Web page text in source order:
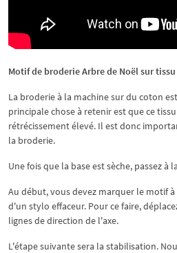
Motif de broderie Arbre de Noël sur
La broderie à la machine sur du coton
principale chose à retenir est que ce
rétrécissement élevé. Il est donc
la broderie.
Une fois que la base est sèche, passez à
Au début, vous devez marquer le motif
d'un stylo effaceur. Pour ce faire,
lignes de direction de l'axe.
L'étape suivante sera la stabilisation.